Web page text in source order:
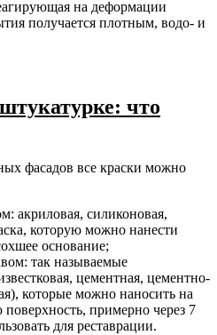
на деформации
получается плотным, водо- и
что
фасадов все краски можно
акриловая, силиконовая,
которую можно нанести
основание;
так называемые
цементная, цементно-
которые можно наносить на
примерно через 7
для реставрации.